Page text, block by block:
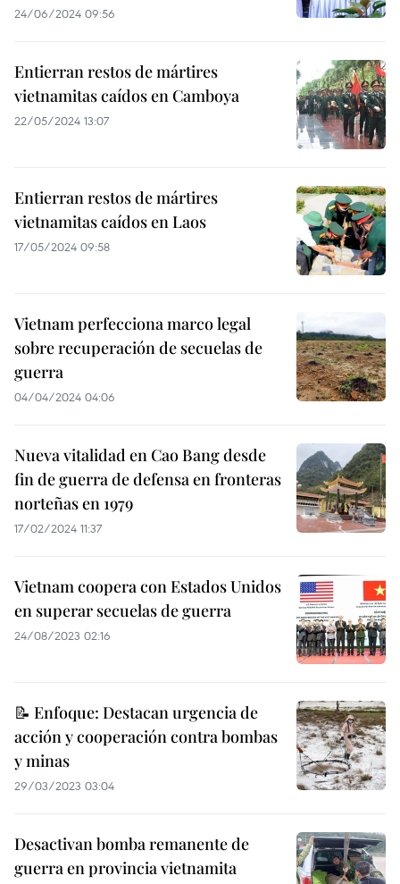
24/06/2024 09:56
Entierran restos de mártires
vietnamitas caídos en Camboya
22/05/2024 13:07
Entierran restos de mártires
vietnamitas caídos en Laos
17/05/2024 09:58
Vietnam perfecciona marco legal
sobre recuperación de secuelas de
guerra
04/04/2024 04:06
Nueva vitalidad en Cao Bang desde
fin de guerra de defensa en fronteras
norteñas en 1979
17/02/2024 11:37
Vietnam coopera con Estados Unidos
en superar secuelas de guerra
24/08/2023 02:16
📝 Enfoque: Destacan urgencia de
acción y cooperación contra bombas
y minas
29/03/2023 03:04
Desactivan bomba remanente de
guerra en provincia vietnamita